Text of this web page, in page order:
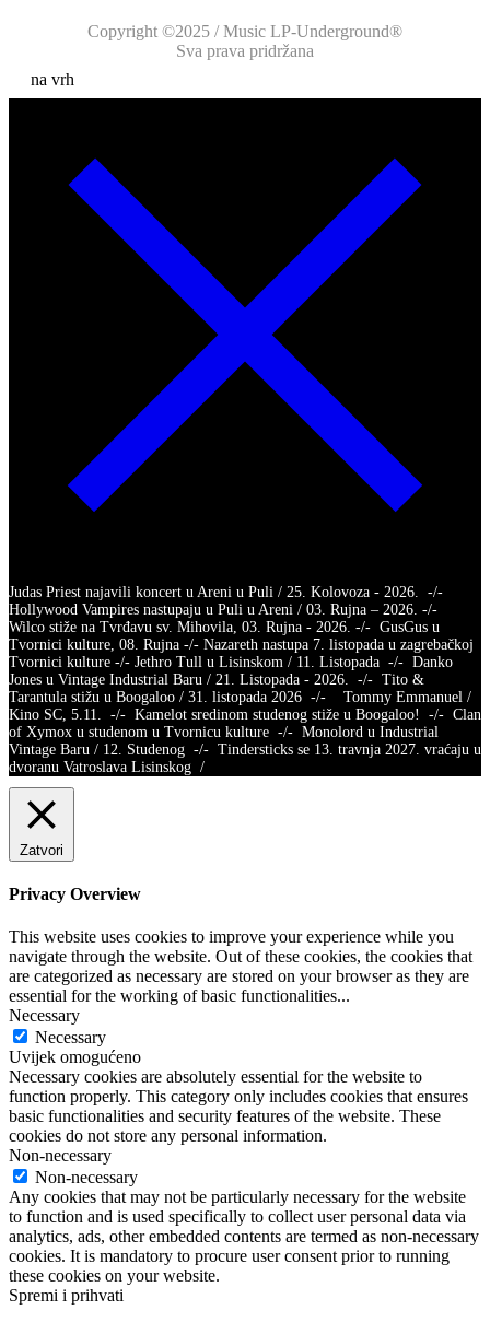
Copyright ©2025 / Music LP-Underground®
Sva prava pridržana
na vrh
Judas Priest najavili koncert u Areni u Puli / 25. Kolovoza - 2026. -/-
Hollywood Vampires nastupaju u Puli u Areni / 03. Rujna – 2026. -/-
Wilco stiže na Tvrđavu sv. Mihovila, 03. Rujna - 2026. -/- GusGus u
Tvornici kulture, 08. Rujna -/- Nazareth nastupa 7. listopada u zagrebačkoj
Tvornici kulture -/- Jethro Tull u Lisinskom / 11. Listopada -/- Danko
Jones u Vintage Industrial Baru / 21. Listopada - 2026. -/- Tito &
Tarantula stižu u Boogaloo / 31. listopada 2026 -/- Tommy Emmanuel /
Kino SC, 5.11. -/- Kamelot sredinom studenog stiže u Boogaloo! -/- Clan
of Xymox u studenom u Tvornicu kulture -/- Monolord u Industrial
Vintage Baru / 12. Studenog -/- Tindersticks se 13. travnja 2027. vraćaju u
dvoranu Vatroslava Lisinskog /
Zatvori
Privacy Overview
This website uses cookies to improve your experience while you
navigate through the website. Out of these cookies, the cookies that
are categorized as necessary are stored on your browser as they are
essential for the working of basic functionalities...
Necessary
Necessary
Uvijek omogućeno
Necessary cookies are absolutely essential for the website to
function properly. This category only includes cookies that ensures
basic functionalities and security features of the website. These
cookies do not store any personal information.
Non-necessary
Non-necessary
Any cookies that may not be particularly necessary for the website
to function and is used specifically to collect user personal data via
analytics, ads, other embedded contents are termed as non-necessary
cookies. It is mandatory to procure user consent prior to running
these cookies on your website.
Spremi i prihvati